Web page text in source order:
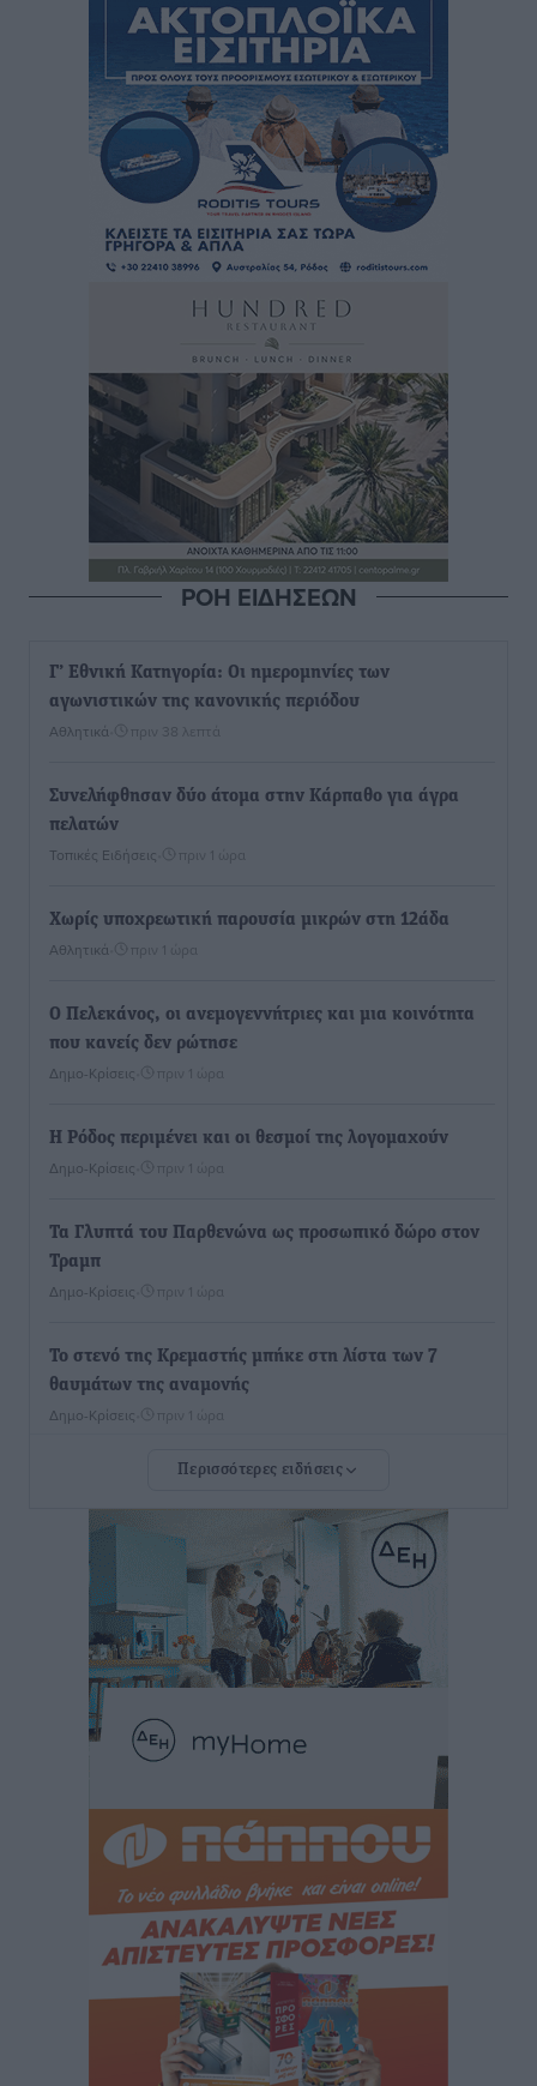
ΡΟΗ ΕΙΔΗΣΕΩΝ
Γ’ Εθνική Κατηγορία: Οι ημερομηνίες των
αγωνιστικών της κανονικής περιόδου
Αθλητικά πριν 38 λεπτά
Συνελήφθησαν δύο άτομα στην Κάρπαθο για άγρα
πελατών
Τοπικές Ειδήσεις πριν 1 ώρα
Χωρίς υποχρεωτική παρουσία μικρών στη 12άδα
Αθλητικά πριν 1 ώρα
Ο Πελεκάνος, οι ανεμογεννήτριες και μια κοινότητα
που κανείς δεν ρώτησε
Δημο-Κρίσεις πριν 1 ώρα
Η Ρόδος περιμένει και οι θεσμοί της λογομαχούν
Δημο-Κρίσεις πριν 1 ώρα
Τα Γλυπτά του Παρθενώνα ως προσωπικό δώρο στον
Τραμπ
Δημο-Κρίσεις πριν 1 ώρα
Το στενό της Κρεμαστής μπήκε στη λίστα των 7
θαυμάτων της αναμονής
Δημο-Κρίσεις πριν 1 ώρα
ΣΕΤΕ: Σημαντική θεσμική εξέλιξη η ΚΥΑ για το ΕΧΠ
για τον τουρισμό
Ειδήσεις • πριν 2 ώρες
Γ. Χατζημάρκος: “Δύο μεγάλες δεσμεύσεις
Γεωργιάδη” – Κίνητρα για τους γιατρούς των νησιών
και συνεργασία Ρόδου με το Αττικόν για το
Ακτινοθεραπευτικό
Τοπικές Ειδήσεις•
Σούπερ μάρκετ: Διευρύνεται η εθνική πρωτοβουλία
για τις τιμές – Eρχονται νέες συμμετοχές εταιρειών
Ειδήσεις• πριν 2 ώρες
Συνελήφθησαν έξι άτομα για ηχορύπανση από
καταστήματα στο Νότιο Αιγαίο
Τοπικές Ειδήσεις• πριν 2 ώρες
15 Αυγούστου 2026: Πώς θα πληρωθούν όσοι
εργαστούν την αργία – Τι ισχύει για πενθήμερο,
Περισσότερες ειδήσεις